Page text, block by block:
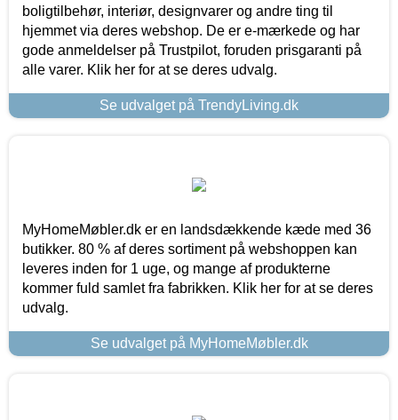
boligtilbehør, interiør, designvarer og andre ting til
hjemmet via deres webshop. De er e-mærkede og har
gode anmeldelser på Trustpilot, foruden prisgaranti på
alle varer. Klik her for at se deres udvalg.
Se udvalget på TrendyLiving.dk
MyHomeMøbler.dk er en landsdækkende kæde med 36
butikker. 80 % af deres sortiment på webshoppen kan
leveres inden for 1 uge, og mange af produkterne
kommer fuld samlet fra fabrikken. Klik her for at se deres
udvalg.
Se udvalget på MyHomeMøbler.dk